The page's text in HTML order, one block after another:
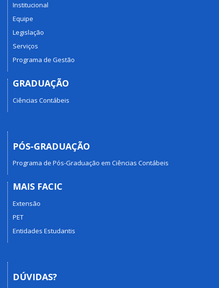
Institucional
Equipe
Legislação
Serviços
Programa de Gestão
GRADUAÇÃO
Ciências Contábeis
PÓS-GRADUAÇÃO
Programa de Pós-Graduação em Ciências Contábeis
MAIS FACIC
Extensão
PET
Entidades Estudantis
DÚVIDAS?